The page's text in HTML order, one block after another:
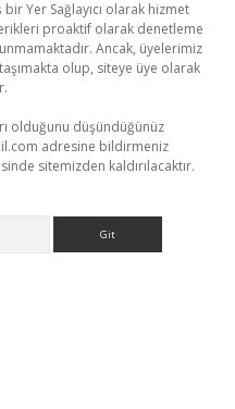
Yer Sağlayıcı olarak hizmet
proaktif olarak denetleme
Ancak, üyelerimiz
olup, siteye üye olarak
olduğunu düşündüğünüz
adresine bildirmeniz
sitemizden kaldırılacaktır.